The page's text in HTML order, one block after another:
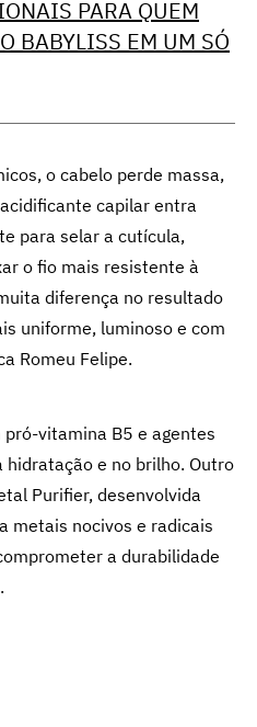
PARA QUEM
BABYLISS EM UM SÓ
o cabelo perde massa,
capilar entra
para selar a cutícula,
o fio mais resistente à
diferença no resultado
uniforme, luminoso e com
Romeu Felipe.
vitamina B5 e agentes
e no brilho. Outro
Purifier, desenvolvida
metais nocivos e radicais
a durabilidade